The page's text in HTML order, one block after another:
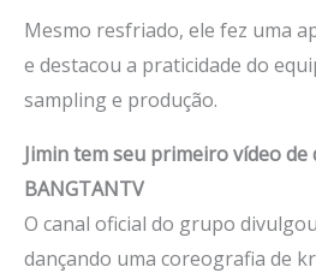
Mesmo resfriado, ele fez uma
e destacou a praticidade do
sampling e produção.
Jimin tem seu primeiro vídeo
BANGTANTV
O canal oficial do grupo
dançando uma coreografia de